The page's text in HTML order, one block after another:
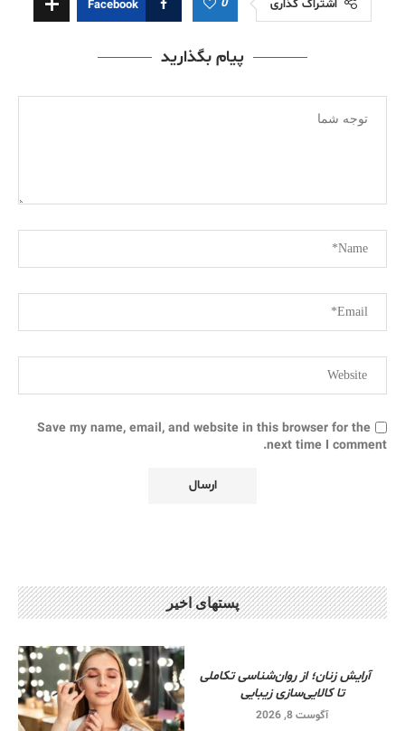
اشتراک گذاری Facebook
پیام بگذارید
Save my name, email, and website in this browser for the
next time I comment.
پستهای اخیر
آرایش زنان؛ از روان‌شناسی تکاملی
تا کالایی‌سازی زیبایی
آگوست 8, 2026